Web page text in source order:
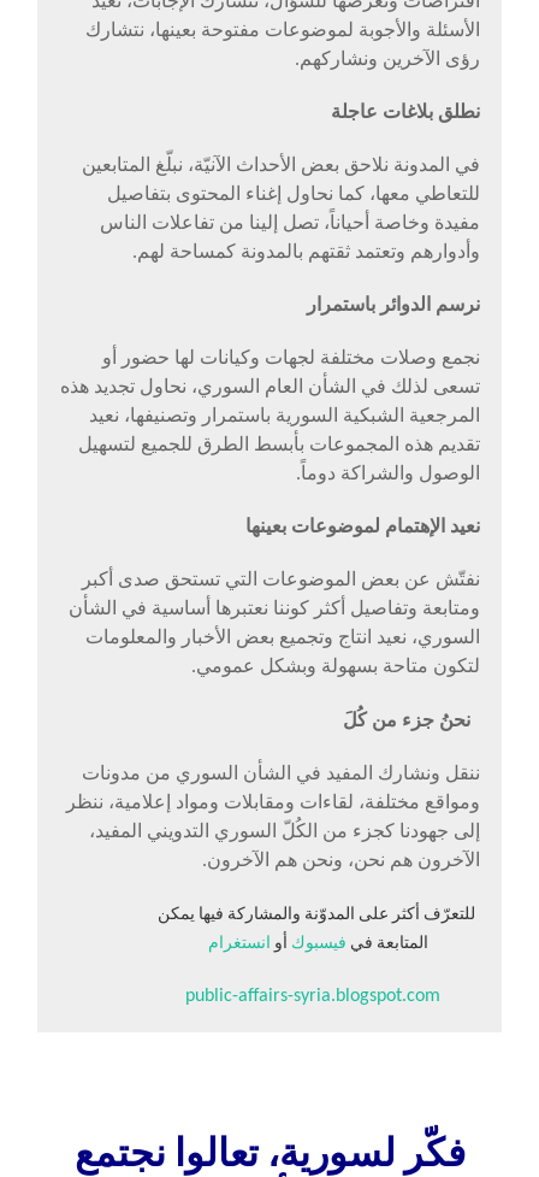
الأسئلة والأجوبة لموضوعات مفتوحة بعينها، نتشارك
رؤى الآخرين ونشاركهم.
نطلق بلاغات عاجلة
في المدونة نلاحق بعض الأحداث الآنيّة، نبلّغ المتابعين
للتعاطي معها، كما نحاول إغناء المحتوى بتفاصيل
مفيدة وخاصة أحياناً، تصل إلينا من تفاعلات الناس
وأدوارهم وتعتمد ثقتهم بالمدونة كمساحة لهم.
نرسم الدوائر باستمرار
نجمع وصلات مختلفة لجهات وكيانات لها حضور أو
تسعى لذلك في الشأن العام السوري، نحاول تجديد هذه
المرجعية الشبكية السورية باستمرار وتصنيفها، نعيد
تقديم هذه المجموعات بأبسط الطرق للجميع لتسهيل
الوصول والشراكة دوماً.
نعيد الإهتمام لموضوعات بعينها
نفتّش عن بعض الموضوعات التي تستحق صدى أكبر
ومتابعة وتفاصيل أكثر كوننا نعتبرها أساسية في الشأن
السوري، نعيد انتاج وتجميع بعض الأخبار والمعلومات
لتكون متاحة بسهولة وبشكل عمومي.
نحنُ جزء من كُلَ
ننقل ونشارك المفيد في الشأن السوري من مدونات
ومواقع مختلفة، لقاءات ومقابلات ومواد إعلامية، ننظر
إلى جهودنا كجزء من الكُلّ السوري التدويني المفيد،
الآخرون هم نحن، ونحن هم الآخرون.
للتعرّف أكثر على المدوّنة والمشاركة فيها يمكن
المتابعة في فيسبوك أو انستغرام
public-affairs-syria.blogspot.com
فكّر لسورية، تعالوا نجتمع